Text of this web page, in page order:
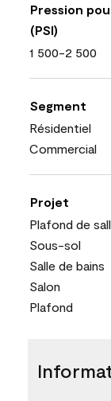
Pression
(PSI)
1 500-2 500
Segment
Résidentiel
Commercial
Projet
Plafond de
Sous-sol
Salle de bains
Salon
Plafond